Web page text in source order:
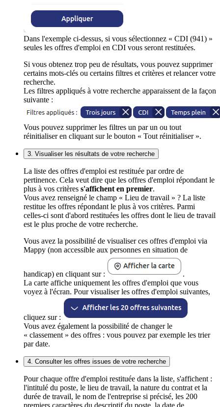
Dans l'exemple ci-dessus, si vous sélectionnez « CDI (941) »
seules les offres d'emploi en CDI vous seront restituées.
Si vous obtenez trop peu de résultats, vous pouvez supprimer
certains mots-clés ou certains filtres et critères et relancer votre
recherche.
Les filtres appliqués à votre recherche apparaissent de la façon
suivante :
Vous pouvez supprimer les filtres un par un ou tout
réinitialiser en cliquant sur le bouton « Tout réinitialiser ».
3. Visualiser les résultats de votre recherche
La liste des offres d'emploi est restituée par ordre de
pertinence. Cela veut dire que les offres d'emploi répondant le
plus à vos critères s'affichent en premier.
Vous avez renseigné le champ « Lieu de travail » ? La liste
restitue les offres répondant le plus à vos critères. Parmi
celles-ci sont d'abord restituées les offres dont le lieu de travail
est le plus proche de votre recherche.
Vous avez la possibilité de visualiser ces offres d'emploi via
Mappy (non accessible aux personnes en situation de
handicap) en cliquant sur :
.
La carte affiche uniquement les offres d'emploi que vous
voyez à l'écran. Pour visualiser les offres d'emploi suivantes,
cliquez sur :
Vous avez également la possibilité de changer le
« classement » des offres : vous pouvez par exemple les trier
par date.
4. Consulter les offres issues de votre recherche
Pour chaque offre d'emploi restituée dans la liste, s'affichent :
l'intitulé du poste, le lieu de travail, la nature du contrat et la
durée de travail, le nom de l'entreprise si précisé, les 200
premiers caractères du descriptif du poste, la date de